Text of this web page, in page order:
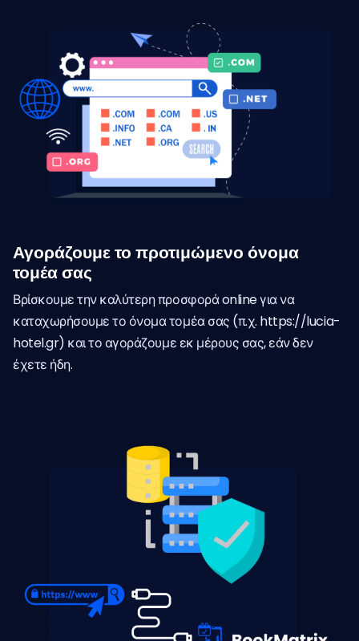
Αγοράζουμε το προτιμώμενο όνομα
τομέα σας
Βρίσκουμε την καλύτερη προσφορά online για να
καταχωρήσουμε το όνομα τομέα σας (π.χ. https://lucia-
hotel.gr) και το αγοράζουμε εκ μέρους σας, εάν δεν
έχετε ήδη.